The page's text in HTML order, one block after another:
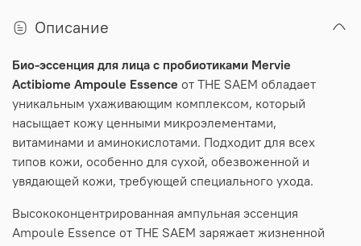
Описание
Био-эссенция для лица с пробиотиками Mervie
Actibiome Ampoule Essence от THE SAEM обладает
уникальным ухаживающим комплексом, который
насыщает кожу ценными микроэлементами,
витаминами и аминокислотами. Подходит для всех
типов кожи, особенно для сухой, обезвоженной и
увядающей кожи, требующей специального ухода.
Высококонцентрированная ампульная эссенция
Ampoule Essence от THE SAEM заряжает жизненной